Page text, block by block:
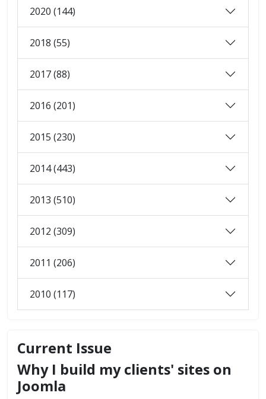
2020 (144)
2018 (55)
2017 (88)
2016 (201)
2015 (230)
2014 (443)
2013 (510)
2012 (309)
2011 (206)
2010 (117)
Current Issue
Why I build my clients' sites on
Joomla